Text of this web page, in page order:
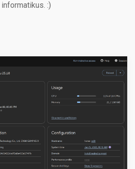
informatikus. :)